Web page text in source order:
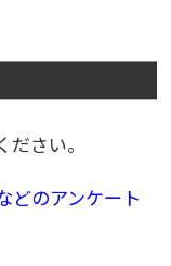
さい。
どのアンケート